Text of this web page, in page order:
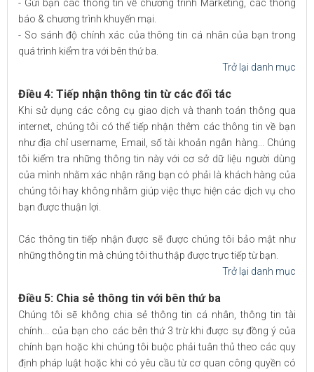
- Gửi bạn các thông tin về chương trình Marketing, các thông
báo & chương trình khuyến mại.
- So sánh độ chính xác của thông tin cá nhân của bạn trong
quá trình kiểm tra với bên thứ ba.
Trở lại danh mục
Điều 4: Tiếp nhận thông tin từ các đối tác
Khi sử dụng các công cụ giao dịch và thanh toán thông qua
internet, chúng tôi có thể tiếp nhận thêm các thông tin về bạn
như địa chỉ username, Email, số tài khoản ngân hàng... Chúng
tôi kiểm tra những thông tin này với cơ sở dữ liệu người dùng
của mình nhằm xác nhận rằng bạn có phải là khách hàng của
chúng tôi hay không nhằm giúp việc thực hiện các dịch vụ cho
bạn được thuận lợi.
Các thông tin tiếp nhận được sẽ được chúng tôi bảo mật như
những thông tin mà chúng tôi thu thập được trực tiếp từ bạn.
Trở lại danh mục
Điều 5: Chia sẻ thông tin với bên thứ ba
Chúng tôi sẽ không chia sẻ thông tin cá nhân, thông tin tài
chính... của bạn cho các bên thứ 3 trừ khi được sự đồng ý của
chính bạn hoặc khi chúng tôi buộc phải tuân thủ theo các quy
định pháp luật hoặc khi có yêu cầu từ cơ quan công quyền có